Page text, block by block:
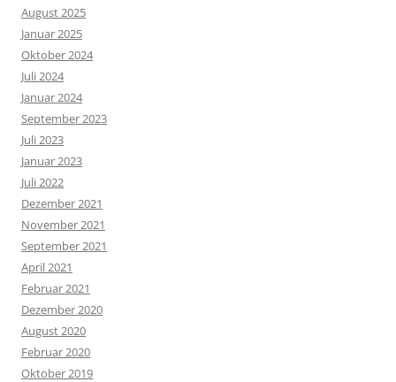
August 2025
Januar 2025
Oktober 2024
Juli 2024
Januar 2024
September 2023
Juli 2023
Januar 2023
Juli 2022
Dezember 2021
November 2021
September 2021
April 2021
Februar 2021
Dezember 2020
August 2020
Februar 2020
Oktober 2019